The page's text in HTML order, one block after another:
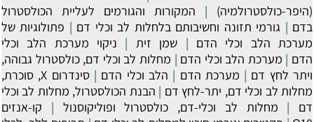
(היפר-כולסטרולמיה) | המקורות והגורמים לעליית הכולסטרול
בדם | גורמי תזונה וחשיבותם בלחלות לב וכלי דם | פתולוגיות של
מערכת הלב וכלי הדם | שמן זית | ניקוי מערכת הלב וכלי
הדם | מערכת הלב וכלי הדם | מחלות לב וכלי דם, כולסטרול גבוהה,
ויתר לחץ דם | מערכת הדם | הלב וכלי הדם |
סינדרום X, סוכרת,
מחלות לב וכלי דם, יתר-לחץ דם | הבנת הכולסטרול, מחלות לב וכלי
דם | מחלות לב וכלי-דם, כולסטרול ופוליקוסנול | קו-אנזים